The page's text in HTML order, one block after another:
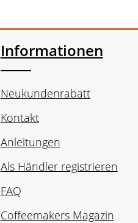
Informationen
Neukundenrabatt
Kontakt
Anleitungen
Als Händler registrieren
FAQ
Coffeemakers Magazin